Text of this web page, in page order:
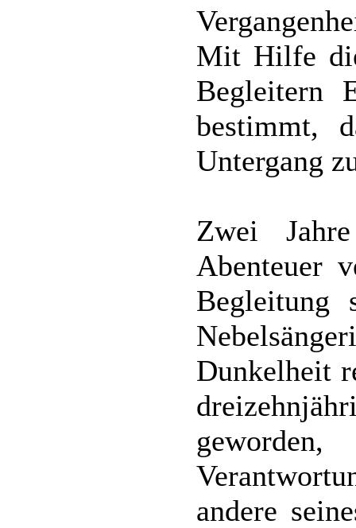
Mit Hilfe
Begleitern
bestimmt,
Untergang
Zwei
Abenteuer
Begleitung
Dunkelheit
andere